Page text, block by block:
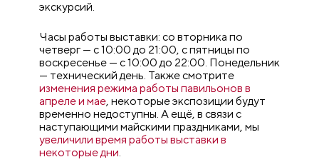
экскурсий.
Часы работы выставки: со вторника по
четверг — с 10:00 до 21:00, с пятницы по
воскресенье — с 10:00 до 22:00. Понедельник
— технический день. Также смотрите
изменения режима работы павильонов в
апреле и мае, некоторые экспозиции будут
временно недоступны. А ещё, в связи с
наступающими майскими праздниками, мы
увеличили время работы выставки в
некоторые дни.